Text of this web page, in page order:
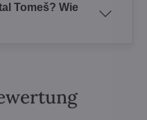
Tomeš? Wie